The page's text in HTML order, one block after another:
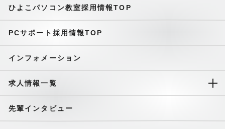
ひよこパソコン教室採用情報TOP
PCサポート採用情報TOP
インフォメーション
求人情報一覧
先輩インタビュー